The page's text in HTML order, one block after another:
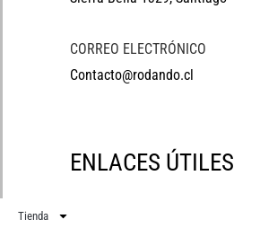
CORREO ELECTRÓNICO
Contacto@rodando.cl
ENLACES ÚTILES
Tienda